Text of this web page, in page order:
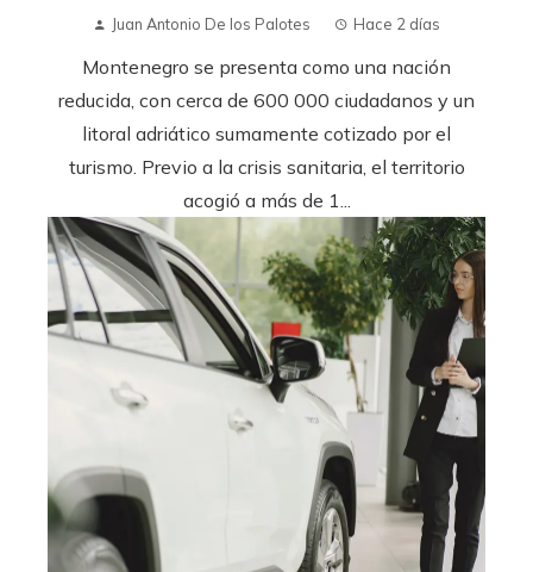
Juan Antonio De los Palotes Hace 2 días
Montenegro se presenta como una nación
reducida, con cerca de 600 000 ciudadanos y un
litoral adriático sumamente cotizado por el
turismo. Previo a la crisis sanitaria, el territorio
acogió a más de 1...